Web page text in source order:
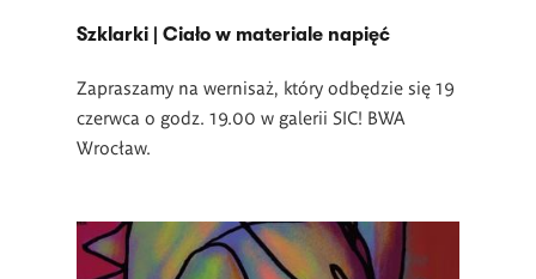
­Szklarki | Ciało w materiale napięć
Zapraszamy na wernisaż, który odbędzie się 19
czerwca o godz. 19.00 w galerii SIC! BWA
Wrocław.